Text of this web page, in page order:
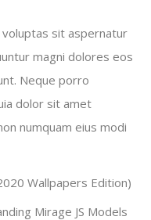
sit aspernatur
magni dolores eos
Neque porro
dolor sit amet
numquam eius modi
Wallpapers Edition)
Mirage JS Models